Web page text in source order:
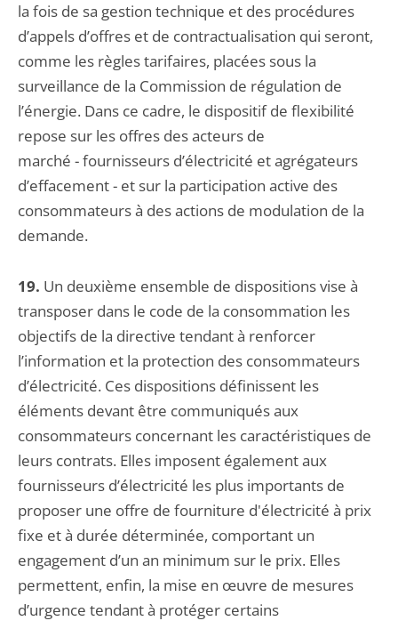
la fois de sa gestion technique et des procédures
d’appels d’offres et de contractualisation qui seront,
comme les règles tarifaires, placées sous la
surveillance de la Commission de régulation de
l’énergie. Dans ce cadre, le dispositif de flexibilité
repose sur les offres des acteurs de
marché - fournisseurs d’électricité et agrégateurs
d’effacement - et sur la participation active des
consommateurs à des actions de modulation de la
demande.
19. Un deuxième ensemble de dispositions vise à
transposer dans le code de la consommation les
objectifs de la directive tendant à renforcer
l’information et la protection des consommateurs
d’électricité. Ces dispositions définissent les
éléments devant être communiqués aux
consommateurs concernant les caractéristiques de
leurs contrats. Elles imposent également aux
fournisseurs d’électricité les plus importants de
proposer une offre de fourniture d'électricité à prix
fixe et à durée déterminée, comportant un
engagement d’un an minimum sur le prix. Elles
permettent, enfin, la mise en œuvre de mesures
d’urgence tendant à protéger certains